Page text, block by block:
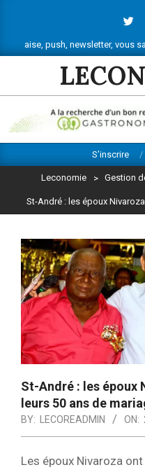
contentnewsletter, vous saurez tout.
Navigation
S’inscrire
Leconomie > Gestion
St-André : les époux
St-André : les époux
leurs 50 ans de
BY: LECOREADMIN ON:
Les époux Nivaroza